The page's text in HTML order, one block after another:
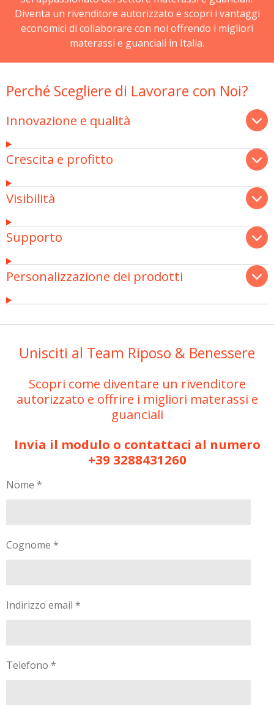
Diventa un rivenditore autorizzato e scopri i vantaggi
economici di collaborare con noi offrendo i migliori
materassi e guanciali in Italia.
Perché Scegliere di Lavorare con Noi?
Innovazione e qualità
Crescita e profitto
Visibilità
Supporto
Personalizzazione dei prodotti
Unisciti al Team Riposo & Benessere
Scopri come diventare un rivenditore
autorizzato e offrire i migliori materassi e
guanciali
Invia il modulo o contattaci al numero
+39 3288431260
Nome *
Cognome *
Indirizzo email *
Telefono *